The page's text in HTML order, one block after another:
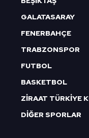
GALATASARAY
FENERBAHÇE
TRABZONSPOR
FUTBOL
BASKETBOL
DİĞER SPORLAR